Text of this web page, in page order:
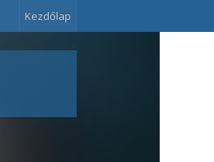
Kezdőlap